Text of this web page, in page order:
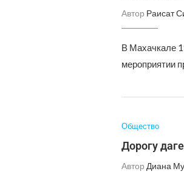
Автор Раисат
В Махачкале
мероприятии
Общество
Дорогу
Автор Диана